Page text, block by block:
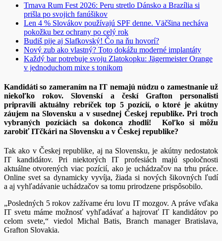
Trnava Rum Fest 2026: Peru stretlo Dánsko a Brazília si
prišla po svojich fanúšikov
Len 4 % Slovákov používajú SPF denne. Väčšina necháva
pokožku bez ochrany po celý rok
Budiš pije aj Slafkovský! Čo na ňu hovorí?
Nový zub ako vlastný? Toto dokážu moderné implantáty
Každý bar potrebuje svoju Zlatokopku: Jägermeister Orange
v jednoduchom mixe s tonikom
Kandidáti so zameraním na IT nemajú núdzu o zamestnanie už
niekoľko rokov. Slovenskí a českí Grafton personalisti
pripravili aktuálny rebríček top 5 pozícií, o ktoré je akútny
záujem na Slovensku a v susednej Českej republike. Pri troch
vybraných pozíciách sa dokonca zhodli! Koľko si môžu
zarobiť ITčkári na Slovensku a v Českej republike?
Tak ako v Českej republike, aj na Slovensku, je akútny nedostatok
IT kandidátov. Pri niektorých IT profesiách majú spoločnosti
aktuálne otvorených viac pozícií, ako je uchádzačov na trhu práce.
Online svet sa dynamicky vyvíja, žiada si nových šikovných ľudí
a aj vyhľadávanie uchádzačov sa tomu prirodzene prispôsobilo.
„Posledných 5 rokov zažívame éru lovu IT mozgov. A práve vďaka
IT svetu máme možnosť vyhľadávať a hajrovať IT kandidátov po
celom svete,“ viedol Michal Batis, Branch manager Bratislava,
Grafton Slovakia.